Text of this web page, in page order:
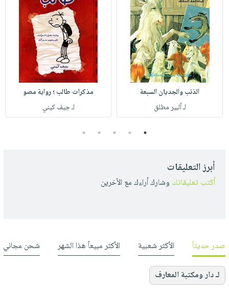
الذئب والجديان السبعة
لـ ألبير مطلق
مذكرات طالب ؛ رواية مصو
لـ جيف كيني
1
2
3
4
5
أبرز التعليقات
أكتب تعليقاتك وشارك أراءك مع الأخرين
صدر حديثاً الأكثر شعبية الأكثر مبيعاً هذا الشهر شحن مجاني
لـ دار ومكتبة المعارف